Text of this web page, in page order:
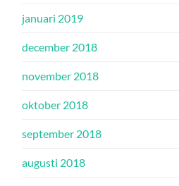
januari 2019
december 2018
november 2018
oktober 2018
september 2018
augusti 2018